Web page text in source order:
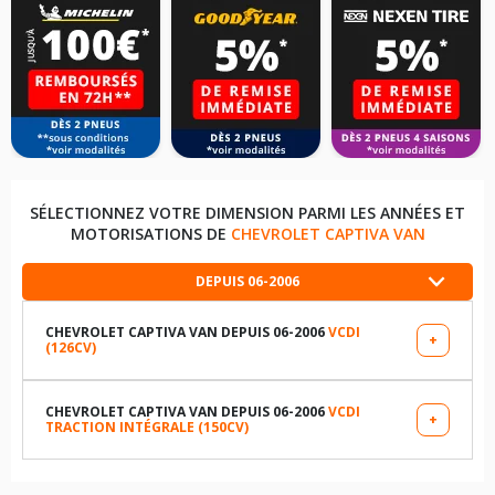
SÉLECTIONNEZ VOTRE DIMENSION PARMI LES ANNÉES ET
MOTORISATIONS DE CHEVROLET CAPTIVA VAN
DEPUIS 06-2006
CHEVROLET CAPTIVA VAN DEPUIS 06-2006VCDI
(126CV)
+
215/70R16 104 H
CHEVROLET CAPTIVA VAN DEPUIS 06-2006VCDI
TRACTION INTÉGRALE (150CV)
+